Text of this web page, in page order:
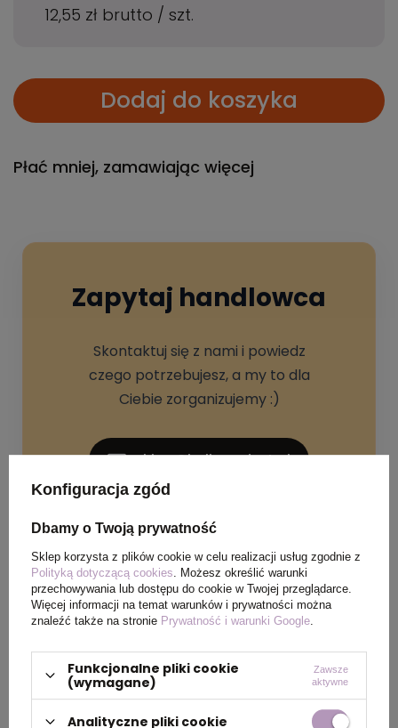
12,55 zł brutto / szt.
Dodaj do koszyka
Płać mniej, zamawiając więcej
Zapytaj handlowca
Skontaktuj się z nami i powiedz
czego potrzebujesz, a my to dla
Ciebie zorganizujemy :)
sklep@hellogadzet.pl
+48 733 367 006
SPECYFIKACJA PRODUKTU
Kolor pomarańczowy
Konfiguracja zgód
Dbamy o Twoją prywatność
Sklep korzysta z plików cookie w celu realizacji usług zgodnie z
Polityką dotyczącą cookies . Możesz określić warunki
przechowywania lub dostępu do cookie w Twojej przeglądarce.
Więcej informacji na temat warunków i prywatności można
znaleźć także na stronie Prywatność i warunki Google
Funkcjonalne pliki cookie
(wymagane)
Zawsze
aktywne
Analityczne pliki cookie